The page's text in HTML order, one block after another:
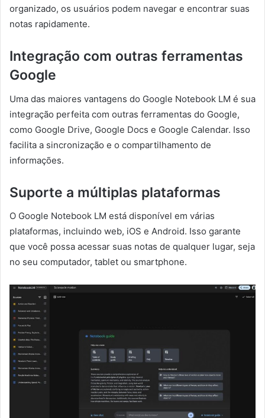
organizado, os usuários podem navegar e encontrar suas
notas rapidamente.
Integração com outras ferramentas
Google
Uma das maiores vantagens do Google Notebook LM é sua
integração perfeita com outras ferramentas do Google,
como Google Drive, Google Docs e Google Calendar. Isso
facilita a sincronização e o compartilhamento de
informações.
Suporte a múltiplas plataformas
O Google Notebook LM está disponível em várias
plataformas, incluindo web, iOS e Android. Isso garante
que você possa acessar suas notas de qualquer lugar, seja
no seu computador, tablet ou smartphone.